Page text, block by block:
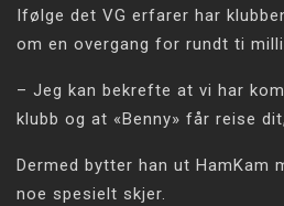
Ifølge det VG erfarer har
om en overgang for rundt ti
– Jeg kan bekrefte at vi har
klubb og at «Benny» får reise
Dermed bytter han ut HamKam
noe spesielt skjer.